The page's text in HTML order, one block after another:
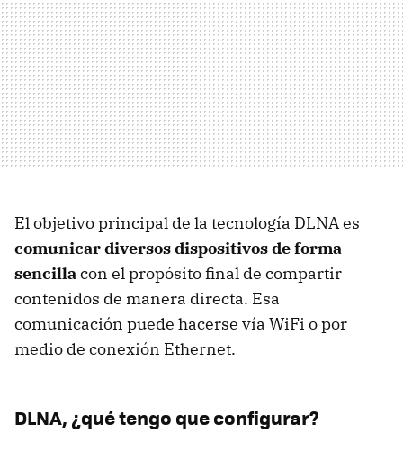
El objetivo principal de la tecnología DLNA es
comunicar diversos dispositivos de forma
sencilla con el propósito final de compartir
contenidos de manera directa. Esa
comunicación puede hacerse vía WiFi o por
medio de conexión Ethernet.
DLNA, ¿qué tengo que configurar?